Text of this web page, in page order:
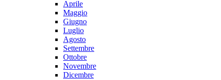
Aprile
Maggio
Giugno
Luglio
Agosto
Settembre
Ottobre
Novembre
Dicembre